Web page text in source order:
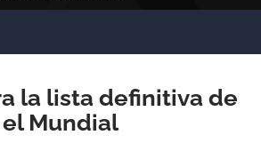
la lista definitiva de
Mundial